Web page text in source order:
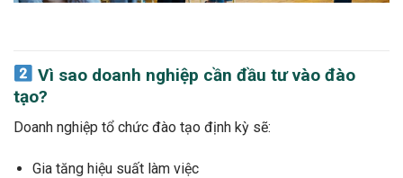
Vì sao doanh nghiệp cần đầu tư vào đào
tạo?
Doanh nghiệp tổ chức đào tạo định kỳ sẽ:
Gia tăng hiệu suất làm việc